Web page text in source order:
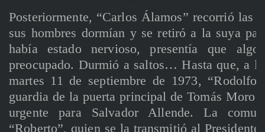
Posteriormente, “Carlos Álamos” recorrió las
sus hombres dormían y se retiró a la suya
había estado nervioso, presentía que
preocupado. Durmió a saltos… Hasta que, a
martes 11 de septiembre de 1973,
guardia de la puerta principal de Tomás Moro
urgente para Salvador Allende. La
“Roberto”, quien se la transmitió al